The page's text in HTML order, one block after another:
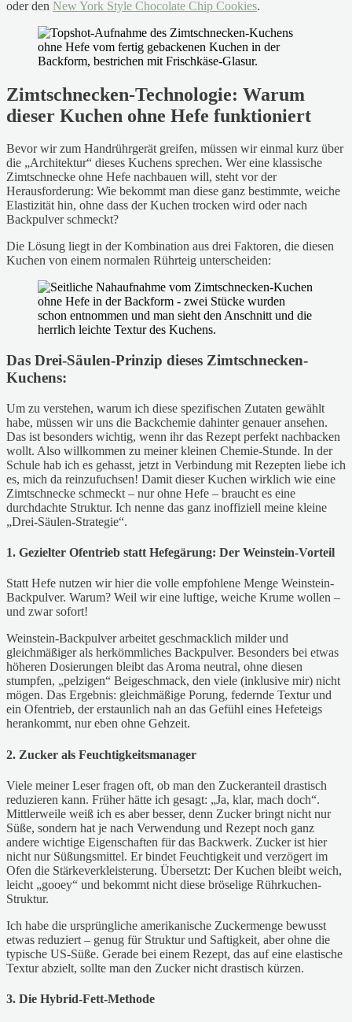
oder den New York Style Chocolate Chip Cookies.
Zimtschnecken-Technologie: Warum
dieser Kuchen ohne Hefe funktioniert
Bevor wir zum Handrührgerät greifen, müssen wir einmal kurz über
die „Architektur“ dieses Kuchens sprechen. Wer eine klassische
Zimtschnecke ohne Hefe nachbauen will, steht vor der
Herausforderung: Wie bekommt man diese ganz bestimmte, weiche
Elastizität hin, ohne dass der Kuchen trocken wird oder nach
Backpulver schmeckt?
Die Lösung liegt in der Kombination aus drei Faktoren, die diesen
Kuchen von einem normalen Rührteig unterscheiden:
Das Drei-Säulen-Prinzip dieses Zimtschnecken-
Kuchens:
Um zu verstehen, warum ich diese spezifischen Zutaten gewählt
habe, müssen wir uns die Backchemie dahinter genauer ansehen.
Das ist besonders wichtig, wenn ihr das Rezept perfekt nachbacken
wollt. Also willkommen zu meiner kleinen Chemie-Stunde. In der
Schule hab ich es gehasst, jetzt in Verbindung mit Rezepten liebe ich
es, mich da reinzufuchsen! Damit dieser Kuchen wirklich wie eine
Zimtschnecke schmeckt – nur ohne Hefe – braucht es eine
durchdachte Struktur. Ich nenne das ganz inoffiziell meine kleine
„Drei-Säulen-Strategie“.
1. Gezielter Ofentrieb statt Hefegärung: Der Weinstein-Vorteil
Statt Hefe nutzen wir hier die volle empfohlene Menge Weinstein-
Backpulver. Warum? Weil wir eine luftige, weiche Krume wollen –
und zwar sofort!
Weinstein-Backpulver arbeitet geschmacklich milder und
gleichmäßiger als herkömmliches Backpulver. Besonders bei etwas
höheren Dosierungen bleibt das Aroma neutral, ohne diesen
stumpfen, „pelzigen“ Beigeschmack, den viele (inklusive mir) nicht
mögen. Das Ergebnis: gleichmäßige Porung, federnde Textur und
ein Ofentrieb, der erstaunlich nah an das Gefühl eines Hefeteigs
herankommt, nur eben ohne Gehzeit.
2. Zucker als Feuchtigkeitsmanager
Viele meiner Leser fragen oft, ob man den Zuckeranteil drastisch
reduzieren kann. Früher hätte ich gesagt: „Ja, klar, mach doch“.
Mittlerweile weiß ich es aber besser, denn Zucker bringt nicht nur
Süße, sondern hat je nach Verwendung und Rezept noch ganz
andere wichtige Eigenschaften für das Backwerk. Zucker ist hier
nicht nur Süßungsmittel. Er bindet Feuchtigkeit und verzögert im
Ofen die Stärkeverkleisterung. Übersetzt: Der Kuchen bleibt weich,
leicht „gooey“ und bekommt nicht diese bröselige Rührkuchen-
Struktur.
Ich habe die ursprüngliche amerikanische Zuckermenge bewusst
etwas reduziert – genug für Struktur und Saftigkeit, aber ohne die
typische US-Süße. Gerade bei einem Rezept, das auf eine elastische
Textur abzielt, sollte man den Zucker nicht drastisch kürzen.
3. Die Hybrid-Fett-Methode